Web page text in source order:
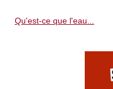
Qu'est-ce que l'eau...